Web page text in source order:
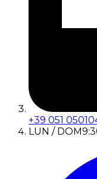
+39 051
LUN / DOM